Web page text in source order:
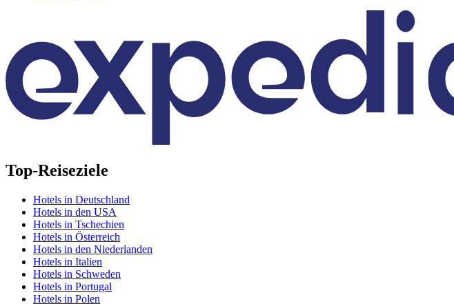
Top-Reiseziele
Hotels in Deutschland
Hotels in den USA
Hotels in Tschechien
Hotels in Österreich
Hotels in den Niederlanden
Hotels in Italien
Hotels in Schweden
Hotels in Portugal
Hotels in Polen